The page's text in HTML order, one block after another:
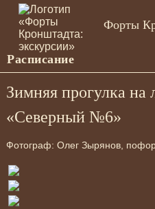
Форты
Расписание
Зимняя прогулка
«Северный №6»
Фотограф: Олег Зырянов,